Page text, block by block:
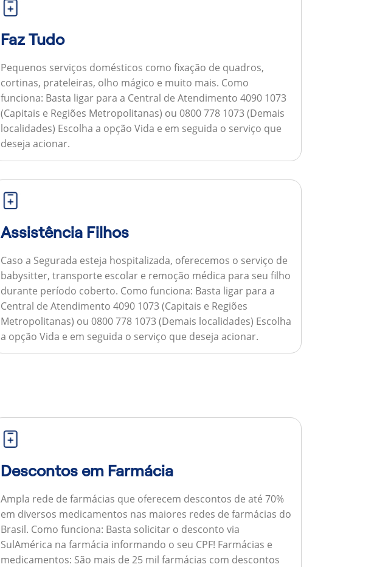
Faz Tudo
Pequenos serviços domésticos como fixação de quadros,
cortinas, prateleiras, olho mágico e muito mais. Como
funciona: Basta ligar para a Central de Atendimento 4090 1073
(Capitais e Regiões Metropolitanas) ou 0800 778 1073 (Demais
localidades) Escolha a opção Vida e em seguida o serviço que
deseja acionar.
Assistência Filhos
Caso a Segurada esteja hospitalizada, oferecemos o serviço de
babysitter, transporte escolar e remoção médica para seu filho
durante período coberto. Como funciona: Basta ligar para a
Central de Atendimento 4090 1073 (Capitais e Regiões
Metropolitanas) ou 0800 778 1073 (Demais localidades) Escolha
a opção Vida e em seguida o serviço que deseja acionar.
Descontos em Farmácia
Ampla rede de farmácias que oferecem descontos de até 70%
em diversos medicamentos nas maiores redes de farmácias do
Brasil. Como funciona: Basta solicitar o desconto via
SulAmérica na farmácia informando o seu CPF! Farmácias e
medicamentos: São mais de 25 mil farmácias com descontos